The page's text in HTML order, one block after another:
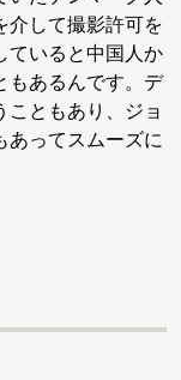
介して撮影許可を
ていると中国人か
もあるんです。デ
こともあり、ジョ
あってスムーズに